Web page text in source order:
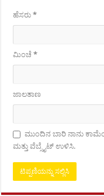
ಹೆಸರು*
ಮಿಂಚೆ*
ಜಾಲತಾಣ
ಮುಂದಿನ ಬಾರಿ ನಾನು
ಮತ್ತು ವೆಬ್ಸೈಟ್ ಉಳಿಸಿ.